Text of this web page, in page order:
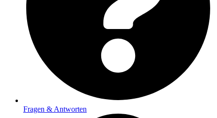
Fragen & Antworten